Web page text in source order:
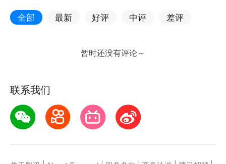
全部 最新 好评 中评 差评
联系我们